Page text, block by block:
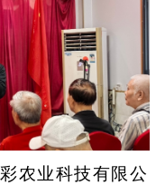
农业科技有限公